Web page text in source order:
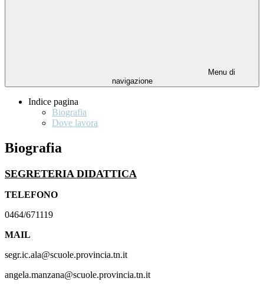
Menu di
navigazione
Indice pagina
Biografia
Dove lavora
Biografia
SEGRETERIA DIDATTICA
TELEFONO
0464/671119
MAIL
segr.ic.ala@scuole.provincia.tn.it
angela.manzana@scuole.provincia.tn.it